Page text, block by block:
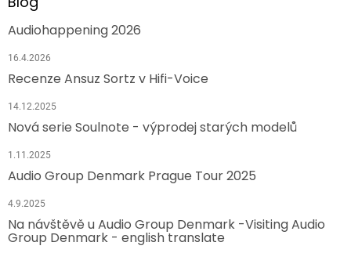
Audiohappening 2026
16.4.2026
Recenze Ansuz Sortz v Hifi-Voice
14.12.2025
Nová serie Soulnote - výprodej starých modelů
1.11.2025
Audio Group Denmark Prague Tour 2025
4.9.2025
Na návštěvě u Audio Group Denmark -Visiting Audio
Group Denmark - english translate